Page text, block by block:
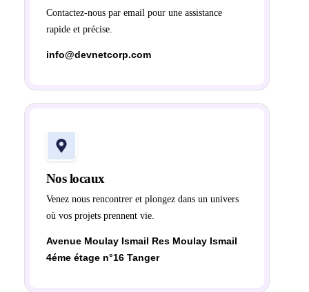
Contactez-nous par email pour une assistance
rapide et précise.
info@devnetcorp.com
Nos locaux
Venez nous rencontrer et plongez dans un univers
où vos projets prennent vie.
Avenue Moulay Ismail Res Moulay Ismail
4éme étage n°16 Tanger